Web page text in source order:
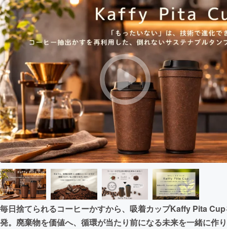
アート・写真 音楽
テクノロジー・ガジェット ゲーム・サ
映像・映画 書籍・雑誌
ビジネス・起業 チャレンジ
まちづくり・地域活性化
CAMPFIRE for Social GoodCAMPFIRE Creation
CAMPFIREふるさと納税machi-yaコミュニティ
毎日捨てられるコーヒーかすから、吸着カップKaffy Pita
発。廃棄物を価値へ、循環が当たり前になる未来を一緒に作